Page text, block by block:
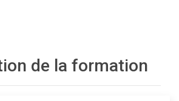
de la formation